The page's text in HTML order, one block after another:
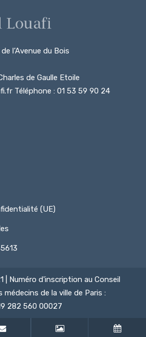
l’Avenue du Bois
de Gaulle Etoile
Téléphone : 01 53 59 90 24
(UE)
| Numéro d'inscription au Conseil
médecins de la ville de Paris :
282 560 00027